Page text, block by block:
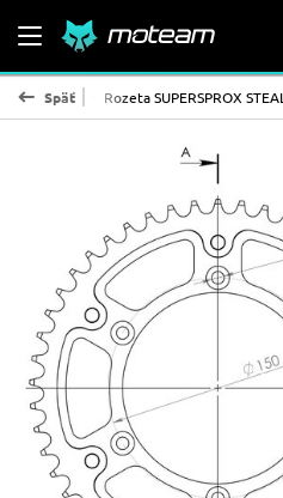
Späť
- STEALTH Rozeta SUPERSPROX